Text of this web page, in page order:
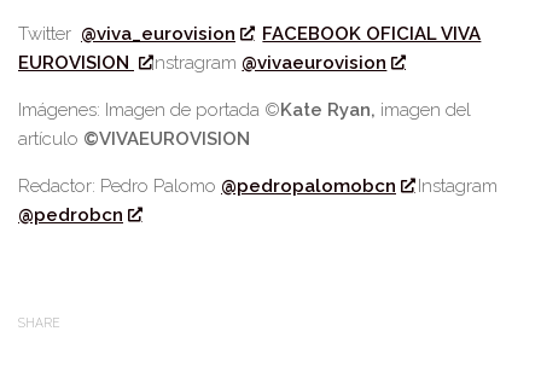
Twitter @viva_eurovision
FACEBOOK OFICIAL VIVA
EUROVISION
Instragram @vivaeurovision
Imágenes: Imagen de portada ©Kate Ryan, imagen del
artículo ©VIVAEUROVISION
Redactor: Pedro Palomo @pedropalomobcn
Instagram
@pedrobcn
SHARE